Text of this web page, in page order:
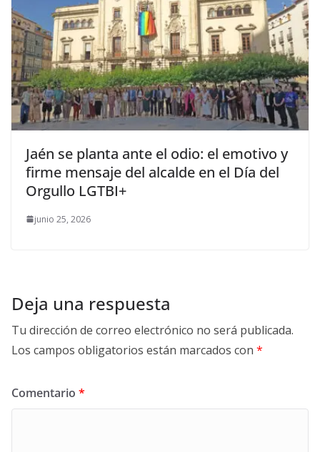
Jaén se planta ante el odio: el emotivo y
firme mensaje del alcalde en el Día del
Orgullo LGTBI+
junio 25, 2026
Deja una respuesta
Tu dirección de correo electrónico no será publicada.
Los campos obligatorios están marcados con *
Comentario *